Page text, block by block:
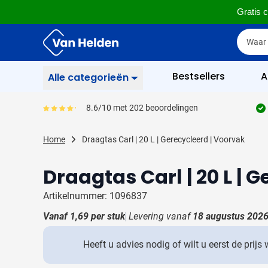
Gratis
Ga naar de inhoud Zoek
Zoek
Alle categorieën
Schrijfgerief
Toon submenu voor
Toon submenu voor
Weggevertjes
Toon submenu voor
Multimedia
Toon submenu voor
Tassen
Gereedschap & Veiligheid
Toon submenu voor
Bestsellers
Gemiddeld reviewpercentage is 86
8.6/10 met 202 beoordelingen
Home Draagtas Carl | 20 L | Gerecycleerd | Voorvak
Draagtas Carl | 20 L |
Artikelnummer: 1096837
Vanaf 1,69 per stuk Levering vanaf 18 augustus 2026
Heeft u advies nodig of wilt u eerst de prijs